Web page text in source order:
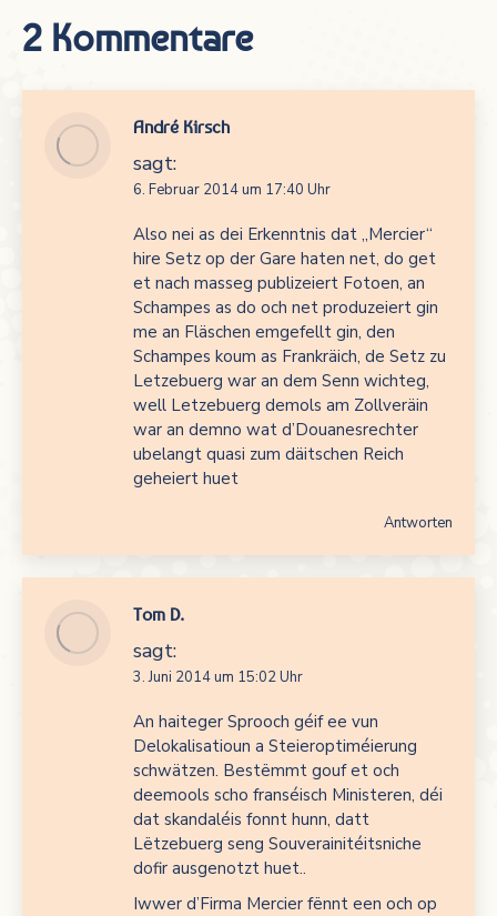
2 Kommentare
André Kirsch
sagt:
6. Februar 2014 um 17:40 Uhr
Also nei as dei Erkenntnis dat „Mercier“
hire Setz op der Gare haten net, do get
et nach masseg publizeiert Fotoen, an
Schampes as do och net produzeiert gin
me an Fläschen emgefellt gin, den
Schampes koum as Frankräich, de Setz zu
Letzebuerg war an dem Senn wichteg,
well Letzebuerg demols am Zollveräin
war an demno wat d’Douanesrechter
ubelangt quasi zum däitschen Reich
geheiert huet
Antworten
Tom D.
sagt:
3. Juni 2014 um 15:02 Uhr
An haiteger Sprooch géif ee vun
Delokalisatioun a Steieroptiméierung
schwätzen. Bestëmmt gouf et och
deemools scho franséisch Ministeren, déi
dat skandaléis fonnt hunn, datt
Lëtzebuerg seng Souverainitéitsniche
dofir ausgenotzt huet..
Iwwer d’Firma Mercier fënnt een och op